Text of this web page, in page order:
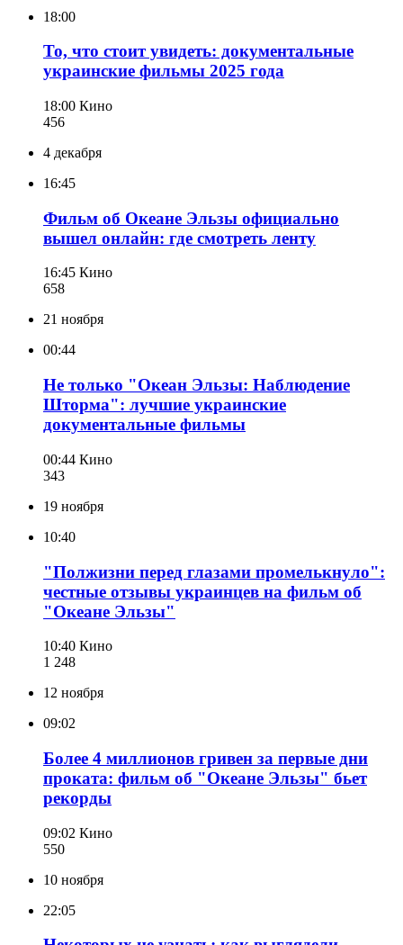
18:00
То, что стоит увидеть: документальные
украинские фильмы 2025 года
18:00 Кино
456
4 декабря
16:45
Фильм об Океане Эльзы официально
вышел онлайн: где смотреть ленту
16:45 Кино
658
21 ноября
00:44
Не только "Океан Эльзы: Наблюдение
Шторма": лучшие украинские
документальные фильмы
00:44 Кино
343
19 ноября
10:40
"Полжизни перед глазами промелькнуло":
честные отзывы украинцев на фильм об
"Океане Эльзы"
10:40 Кино
1 248
12 ноября
09:02
Более 4 миллионов гривен за первые дни
проката: фильм об "Океане Эльзы" бьет
рекорды
09:02 Кино
550
10 ноября
22:05